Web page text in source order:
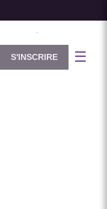
S'INSCRIRE ☰